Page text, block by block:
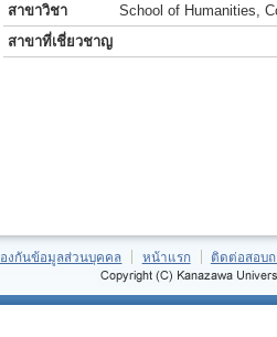
สาขาวิชา
School of Humanities,
สาขาที่เชี่ยวชาญ
งกันข้อมูลส่วนบุคคล หน้าแรก ติดต่อสอบ